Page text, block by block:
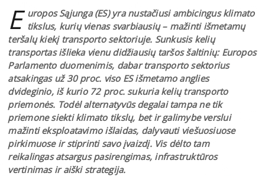
E uropos Sąjunga (ES) yra nustačiusi ambicingus klimato
tikslus, kurių vienas svarbiausių – mažinti išmetamų
teršalų kiekį transporto sektoriuje. Sunkusis kelių
transportas išlieka vienu didžiausių taršos šaltinių: Europos
Parlamento duomenimis, dabar transporto sektorius
atsakingas už 30 proc. viso ES išmetamo anglies
dvideginio, iš kurio 72 proc. sukuria kelių transporto
priemonės. Todėl alternatyvūs degalai tampa ne tik
priemone siekti klimato tikslų, bet ir galimybe verslui
mažinti eksploatavimo išlaidas, dalyvauti viešuosiuose
pirkimuose ir stiprinti savo įvaizdį. Vis dėlto tam
reikalingas atsargus pasirengimas, infrastruktūros
vertinimas ir aiški strategija.